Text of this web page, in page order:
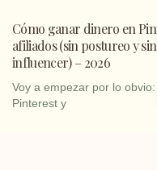
Cómo ganar dinero en
afiliados (sin postureo y
influencer) – 2026
Voy a empezar por lo
Pinterest y